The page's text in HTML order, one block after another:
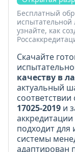
Бесплатный
узнайте, как
Скачайте
качеству в
актуальный
17025-2019 и
подходит для
системы
адаптирован